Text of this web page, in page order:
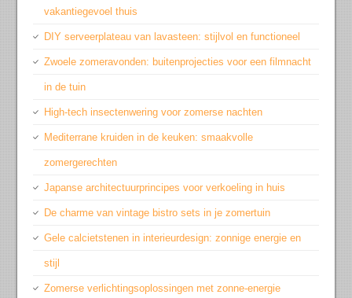
vakantiegevoel thuis
DIY serveerplateau van lavasteen: stijlvol en functioneel
Zwoele zomeravonden: buitenprojecties voor een filmnacht
in de tuin
High-tech insectenwering voor zomerse nachten
Mediterrane kruiden in de keuken: smaakvolle
zomergerechten
Japanse architectuurprincipes voor verkoeling in huis
De charme van vintage bistro sets in je zomertuin
Gele calcietstenen in interieurdesign: zonnige energie en
stijl
Zomerse verlichtingsoplossingen met zonne-energie